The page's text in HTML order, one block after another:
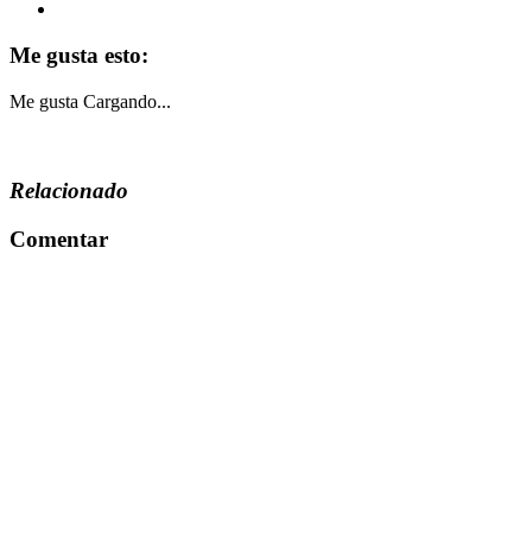
Me gusta esto:
Me gusta Cargando...
Relacionado
Comentar